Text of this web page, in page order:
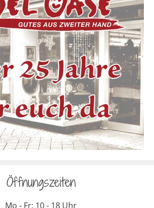
Öffnungszeiten
Mo - Fr: 10 - 18 Uhr